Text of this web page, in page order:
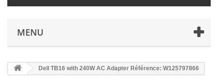
MENU
Dell TB16 with 240W AC Adapter Référence: W125797866